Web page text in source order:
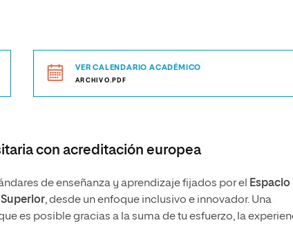
VER CALENDARIO ACADÉMICO
ARCHIVO.PDF
con acreditación europea
de enseñanza y aprendizaje fijados por el
Espacio
, desde un enfoque inclusivo e innovador. Una
es posible gracias a la suma de tu esfuerzo, la